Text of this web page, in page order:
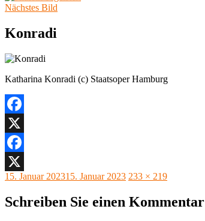
Nächstes Bild
Konradi
Katharina Konradi (c) Staatsoper Hamburg
Facebook
X
Facebook
X
Veröffentlicht
15. Januar 202315. Januar 2023 Originalgröße
233 × 219
Schreiben Sie einen Kommentar